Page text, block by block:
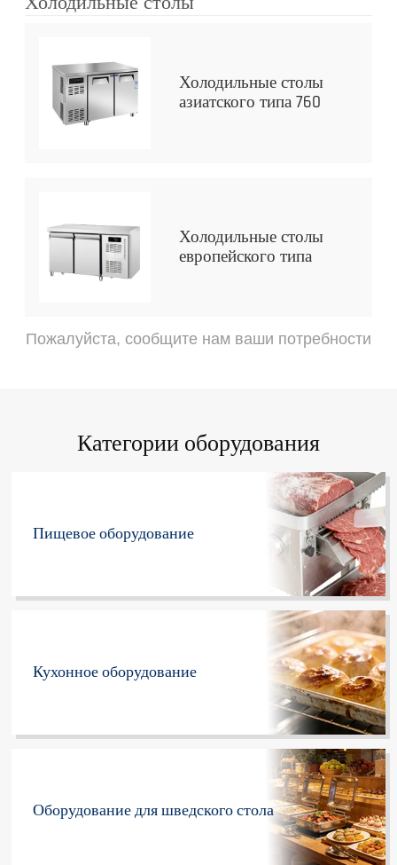
Холодильные столы
азиатского типа 760
Холодильные столы
европейского типа
Пожалуйста, сообщите нам ваши потребности
Категории оборудования
Пищевое оборудование
Кухонное оборудование
Оборудование для шведского стола